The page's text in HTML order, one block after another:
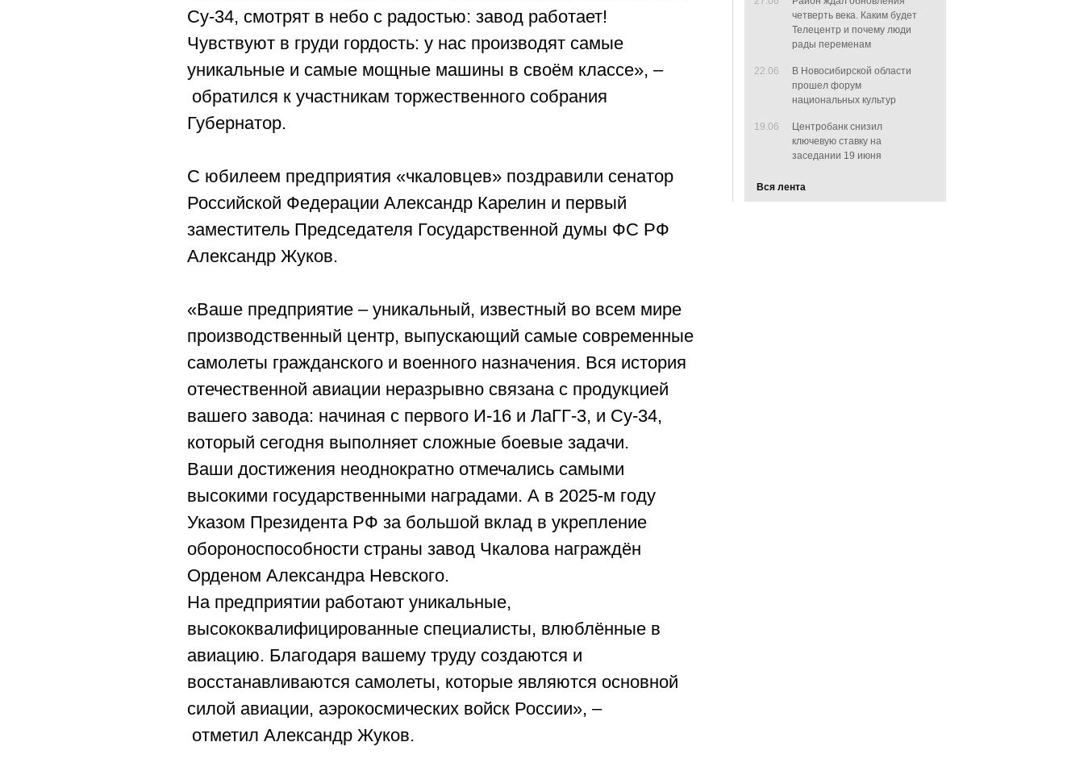
Су-34, смотрят в небо с радостью: завод работает!
Чувствуют в груди гордость: у нас производят самые
уникальные и самые мощные машины в своём классе», –
обратился к участникам торжественного собрания
Губернатор.
С юбилеем предприятия «чкаловцев» поздравили сенатор
Российской Федерации Александр Карелин и первый
заместитель Председателя Государственной думы ФС РФ
Александр Жуков.
«Ваше предприятие – уникальный, известный во всем мире
производственный центр, выпускающий самые современные
самолеты гражданского и военного назначения. Вся история
отечественной авиации неразрывно связана с продукцией
вашего завода: начиная с первого И-16 и ЛаГГ-3, и Су-34,
который сегодня выполняет сложные боевые задачи.
Ваши достижения неоднократно отмечались самыми
высокими государственными наградами. А в 2025-м году
Указом Президента РФ за большой вклад в укрепление
обороноспособности страны завод Чкалова награждён
Орденом Александра Невского.
На предприятии работают уникальные,
высококвалифицированные специалисты, влюблённые в
авиацию. Благодаря вашему труду создаются и
восстанавливаются самолеты, которые являются основной
силой авиации, аэрокосмических войск России», –
отметил Александр Жуков.
четверть века. Каким будет
Телецентр и почему люди
рады переменам
22.06
В Новосибирской области
прошел форум
национальных культур
19.06
Центробанк снизил
ключевую ставку на
заседании 19 июня
Вся лента